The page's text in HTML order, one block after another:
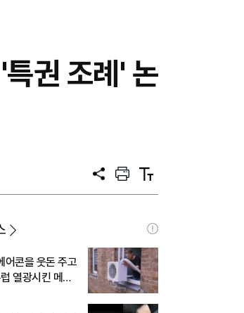
권 조례' 논
공
프
트
텍
트
어콘을 웃돈 주고
열광시킨 메이